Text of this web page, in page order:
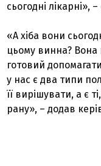
сьогодні лікарні»,
«А хіба вони
цьому винна? Вона
готовий
у нас є два типи
її вирішувати, а є
рану», – додав